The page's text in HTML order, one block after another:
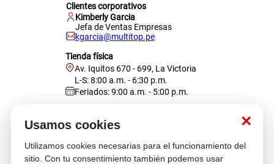
×
Usamos cookies
Utilizamos cookies necesarias para el funcionamiento del
sitio. Con tu consentimiento también podemos usar
Clientes corporativos
Kimberly Garcia
Jefa de Ventas Empresas
kgarcia@multitop.pe
Tienda física
Av. Iquitos 670 - 699, La Victoria
L-S: 8:00 a.m. - 6:30 p.m.
Feriados: 9:00 a.m. - 5:00 p.m.
Atención al cliente